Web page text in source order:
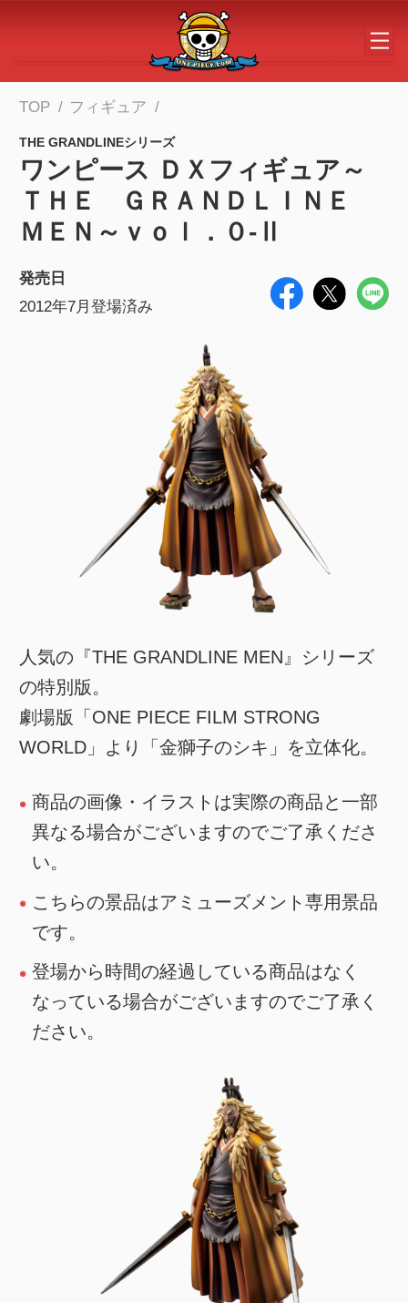
メインコンテンツへスキップする
TOP フィギュア
THE GRANDLINEシリーズ
ワンピース ＤＸフィギュア～
ＴＨＥ ＧＲＡＮＤＬＩＮＥ
ＭＥＮ～ｖｏｌ．０-Ⅱ
発売日
2012年7月登場済み
人気の『THE GRANDLINE MEN』シリーズ
の特別版。
劇場版「ONE PIECE FILM STRONG
WORLD」より「金獅子のシキ」を立体化。
商品の画像・イラストは実際の商品と一部
異なる場合がございますのでご了承くださ
い。
こちらの景品はアミューズメント専用景品
です。
登場から時間の経過している商品はなく
なっている場合がございますのでご了承く
ださい。